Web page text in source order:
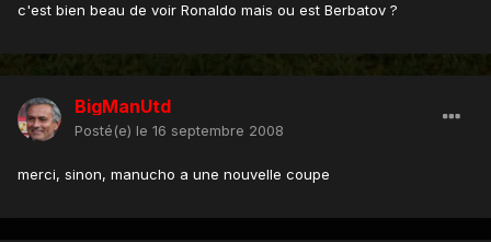
c'est bien beau de voir Ronaldo mais ou est Berbatov ?
BigManUtd
Posté(e) le 16 septembre 2008
merci, sinon, manucho a une nouvelle coupe